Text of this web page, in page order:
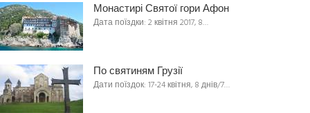
Монастирі Святої гори Афон
Дата поїздки: 2 квітня 2017, 8…
По святиням Грузії
Дати поїздок: 17-24 квітня, 8 днів/7…